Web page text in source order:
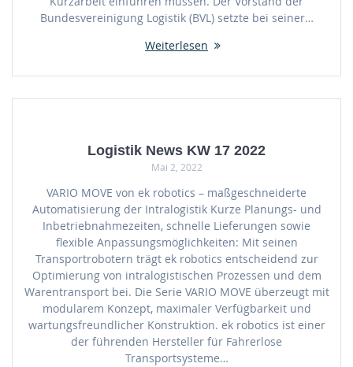
Bundesvereinigung Logistik (BVL) setzte bei seiner…
Weiterlesen
Logistik News KW 17 2022
Mai 2, 2022
VARIO MOVE von ek robotics – maßgeschneiderte
Automatisierung der Intralogistik Kurze Planungs- und
Inbetriebnahmezeiten, schnelle Lieferungen sowie
flexible Anpassungsmöglichkeiten: Mit seinen
Transportrobotern trägt ek robotics entscheidend zur
Optimierung von intralogistischen Prozessen und dem
Warentransport bei. Die Serie VARIO MOVE überzeugt mit
modularem Konzept, maximaler Verfügbarkeit und
wartungsfreundlicher Konstruktion. ek robotics ist einer
der führenden Hersteller für Fahrerlose
Transportsysteme…